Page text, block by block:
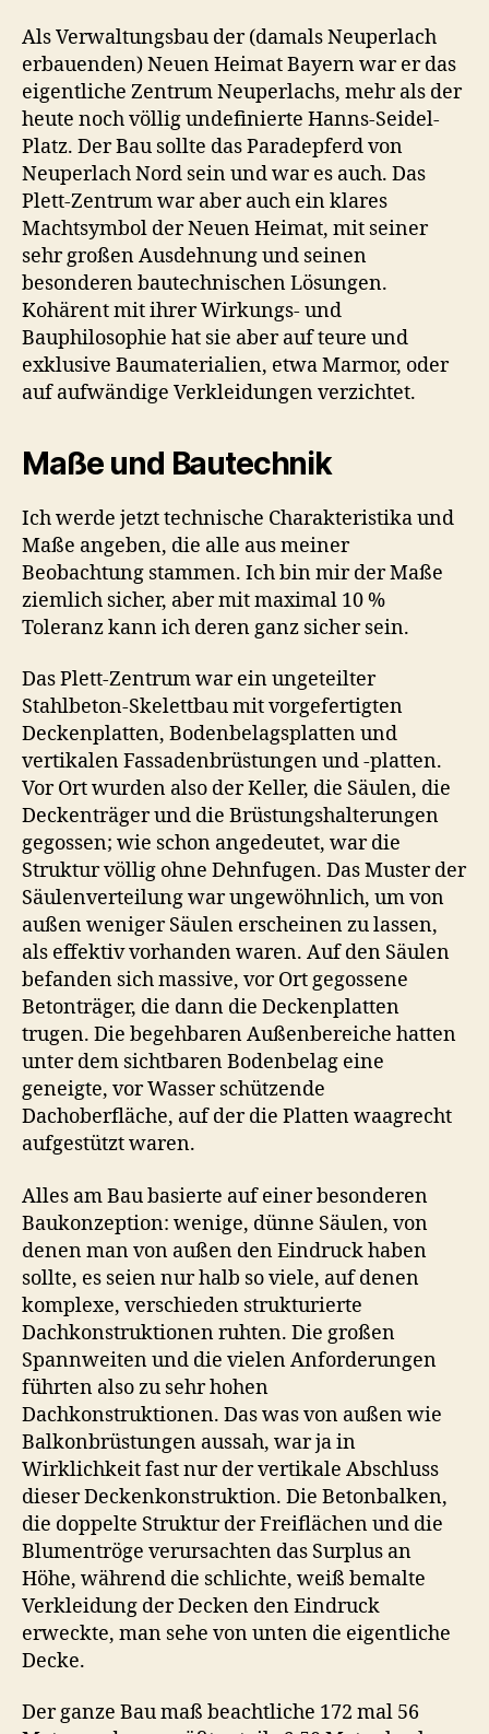
Als Verwaltungsbau der (damals Neuperlach
erbauenden) Neuen Heimat Bayern war er das
eigentliche Zentrum Neuperlachs, mehr als der
heute noch völlig undefinierte Hanns-Seidel-
Platz. Der Bau sollte das Paradepferd von
Neuperlach Nord sein und war es auch. Das
Plett-Zentrum war aber auch ein klares
Machtsymbol der Neuen Heimat, mit seiner
sehr großen Ausdehnung und seinen
besonderen bautechnischen Lösungen.
Kohärent mit ihrer Wirkungs- und
Bauphilosophie hat sie aber auf teure und
exklusive Baumaterialien, etwa Marmor, oder
auf aufwändige Verkleidungen verzichtet.
Maße und Bautechnik
Ich werde jetzt technische Charakteristika und
Maße angeben, die alle aus meiner
Beobachtung stammen. Ich bin mir der Maße
ziemlich sicher, aber mit maximal 10 %
Toleranz kann ich deren ganz sicher sein.
Das Plett-Zentrum war ein ungeteilter
Stahlbeton-Skelettbau mit vorgefertigten
Deckenplatten, Bodenbelagsplatten und
vertikalen Fassadenbrüstungen und -platten.
Vor Ort wurden also der Keller, die Säulen, die
Deckenträger und die Brüstungshalterungen
gegossen; wie schon angedeutet, war die
Struktur völlig ohne Dehnfugen. Das Muster der
Säulenverteilung war ungewöhnlich, um von
außen weniger Säulen erscheinen zu lassen,
als effektiv vorhanden waren. Auf den Säulen
befanden sich massive, vor Ort gegossene
Betonträger, die dann die Deckenplatten
trugen. Die begehbaren Außenbereiche hatten
unter dem sichtbaren Bodenbelag eine
geneigte, vor Wasser schützende
Dachoberfläche, auf der die Platten waagrecht
aufgestützt waren.
Alles am Bau basierte auf einer besonderen
Baukonzeption: wenige, dünne Säulen, von
denen man von außen den Eindruck haben
sollte, es seien nur halb so viele, auf denen
komplexe, verschieden strukturierte
Dachkonstruktionen ruhten. Die großen
Spannweiten und die vielen Anforderungen
führten also zu sehr hohen
Dachkonstruktionen. Das was von außen wie
Balkonbrüstungen aussah, war ja in
Wirklichkeit fast nur der vertikale Abschluss
dieser Deckenkonstruktion. Die Betonbalken,
die doppelte Struktur der Freiflächen und die
Blumentröge verursachten das Surplus an
Höhe, während die schlichte, weiß bemalte
Verkleidung der Decken den Eindruck
erweckte, man sehe von unten die eigentliche
Decke.
Der ganze Bau maß beachtliche 172 mal 56